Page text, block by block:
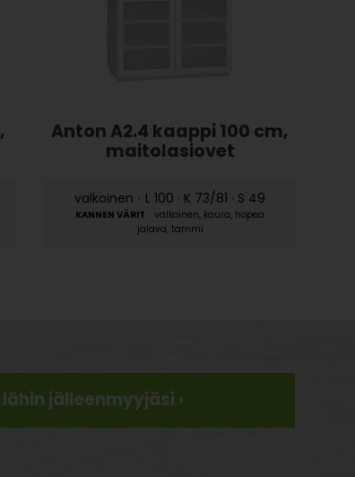
Anton A2.4 kaappi 100 cm,
maitolasiovet
valkoinen · L 100 · K 73/81 · S 49
valkoinen, kaura, hopea
jalava, tammi
jälleenmyyjäsi ›